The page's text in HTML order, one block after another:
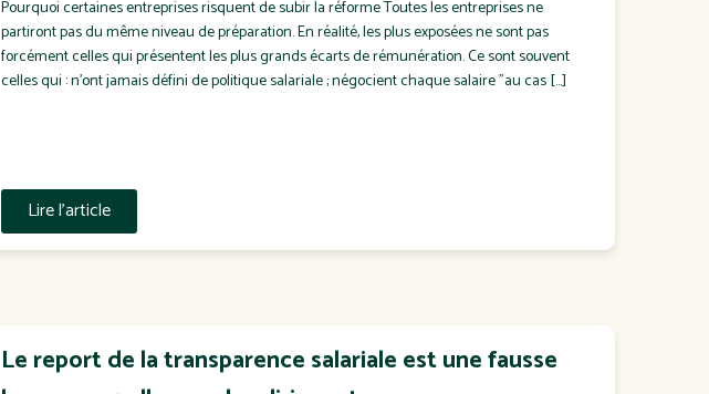
Pourquoi certaines entreprises risquent de subir la réforme Toutes les entreprises ne
partiront pas du même niveau de préparation. En réalité, les plus exposées ne sont pas
forcément celles qui présentent les plus grands écarts de rémunération. Ce sont souvent
celles qui : n'ont jamais défini de politique salariale ; négocient chaque salaire "au cas […]
Lire l'article
Le report de la transparence salariale est une fausse